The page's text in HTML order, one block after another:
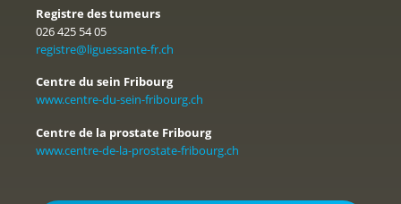
Registre des tumeurs
026 425 54 05
registre@liguessante-fr.ch
Centre du sein Fribourg
www.centre-du-sein-fribourg.ch
Centre de la prostate Fribourg
www.centre-de-la-prostate-fribourg.ch